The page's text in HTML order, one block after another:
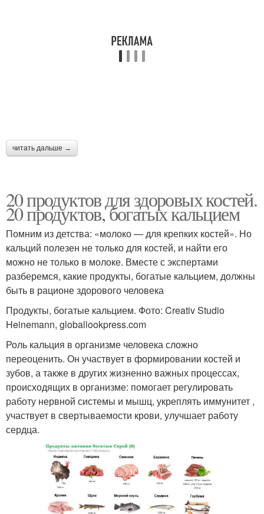
читать дальше →
20 продуктов для здоровых костей.
20 продуктов, богатых кальцием
Помним из детства: «молоко — для крепких костей». Но
кальций полезен не только для костей, и найти его
можно не только в молоке. Вместе с экспертами
разберемся, какие продукты, богатые кальцием, должны
быть в рационе здорового человека
Продукты, богатые кальцием. Фото: Creativ Studio
Heinemann, globallookpress.com
Роль кальция в организме человека сложно
переоценить. Он участвует в формировании костей и
зубов, а также в других жизненно важных процессах,
происходящих в организме: помогает регулировать
работу нервной системы и мышц, укреплять иммунитет ,
участвует в свертываемости крови, улучшает работу
сердца.